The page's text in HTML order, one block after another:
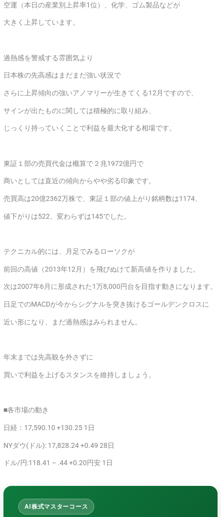
空運（本日の産業別上昇率1位）、化学、ゴム製品などが
大きく上昇しています。
過熱感を警戒する雰囲気より
日本株の先高感はまだまだ強い状況で
さらに上昇傾向の強いアノマリーが生きてくる12月ですので、
サインが出たものに関しては積極的に取り組み、
じっくり持っていくことで利益を最大化する相場です。
東証１部の売買代金は概算で２兆1972億円で
商いとしては直近の傾向からやや劣る印象です。
売買高は20億2362万株で、東証１部の値上がり銘柄数は1174、
値下がりは522、変わらずは145でした。
テクニカル的には、月足でみるローソクが
前回の高値（2013年12月）を飛びぬけて新高値を作りました。
次は2007年6月に形成された1万8,000円台を目指す動きになります。
日足でのMACDが今からシグナルを突き抜けるゴールデンクロスに
近い形になり、まだ過熱感はみられません。
年末までは先高観を外さずに
買いで利益を上げるスタンスを維持しましょう。
■各市場の動き
日経：17,590.10 +130.25 1日
NYダウ(ドル): 17,828.24 +0.49 28日
ドル/円:118.41 – .44 +0.20円安 1日
AI株式マスターコース